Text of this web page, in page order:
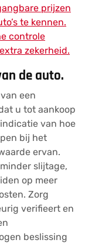
prijzen
te kennen.
controle
zekerheid.
de auto.
een
u tot aankoop
van hoe
bij het
ervan.
slijtage,
op meer
Zorg
verifieert en
beslissing